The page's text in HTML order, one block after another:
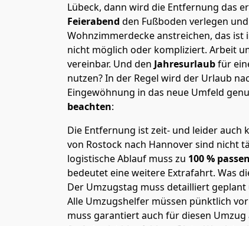
Lübeck, dann wird die Entfernung das
Feierabend den Fußboden verlegen
Wohnzimmerdecke anstreichen, das ist
nicht möglich oder kompliziert. Arbeit
vereinbar. Und den Jahresurlaubfür
nutzen? In der Regel wird der Urlaub
Eingewöhnung in das neue Umfeld
beachten:
Die Entfernung ist zeit- und leider auch
von Rostock nach Hannover sind nicht
logistische Ablauf muss zu 100 % passen
bedeutet eine weitere Extrafahrt. Was
Der Umzugstag muss detailliert
Alle Umzugshelfer müssen pünktlich
muss garantiert auch für diesen Umzug